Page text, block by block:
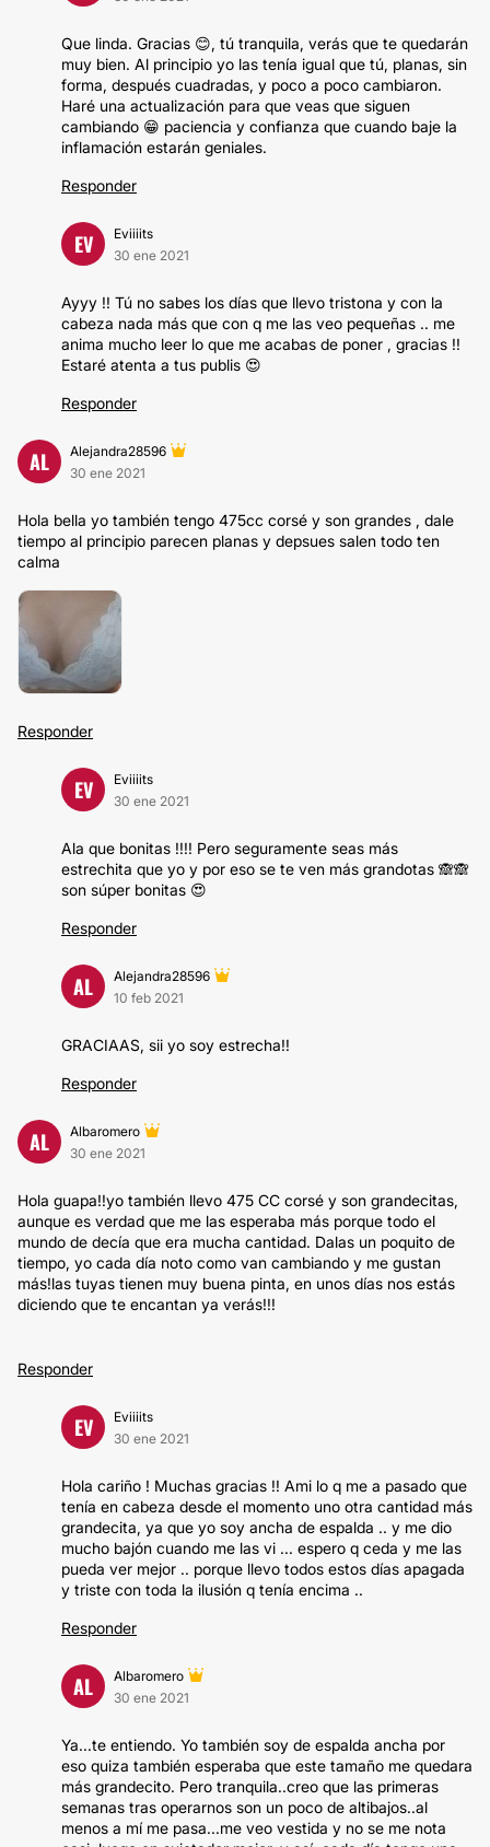
Que linda. Gracias 😊, tú tranquila, verás que te quedarán
muy bien. Al principio yo las tenía igual que tú, planas, sin
forma, después cuadradas, y poco a poco cambiaron.
Haré una actualización para que veas que siguen
cambiando 😁 paciencia y confianza que cuando baje la
inflamación estarán geniales.
Responder
EV
Eviiiits
30 ene 2021
Ayyy !! Tú no sabes los días que llevo tristona y con la
cabeza nada más que con q me las veo pequeñas .. me
anima mucho leer lo que me acabas de poner , gracias !!
Estaré atenta a tus publis 😍
Responder
AL
Alejandra28596
30 ene 2021
Hola bella yo también tengo 475cc corsé y son grandes , dale
tiempo al principio parecen planas y depsues salen todo ten
calma
Responder
EV
Eviiiits
30 ene 2021
Ala que bonitas !!!! Pero seguramente seas más
estrechita que yo y por eso se te ven más grandotas 🙈🙈
son súper bonitas 😍
Responder
AL
Alejandra28596
10 feb 2021
GRACIAAS, sii yo soy estrecha!!
Responder
AL
Albaromero
30 ene 2021
Hola guapa!!yo también llevo 475 CC corsé y son grandecitas,
aunque es verdad que me las esperaba más porque todo el
mundo de decía que era mucha cantidad. Dalas un poquito de
tiempo, yo cada día noto como van cambiando y me gustan
más!las tuyas tienen muy buena pinta, en unos días nos estás
diciendo que te encantan ya verás!!!
Responder
EV
Eviiiits
30 ene 2021
Hola cariño ! Muchas gracias !! Ami lo q me a pasado que
tenía en cabeza desde el momento uno otra cantidad más
grandecita, ya que yo soy ancha de espalda .. y me dio
mucho bajón cuando me las vi ... espero q ceda y me las
pueda ver mejor .. porque llevo todos estos días apagada
y triste con toda la ilusión q tenía encima ..
Responder
AL
Albaromero
30 ene 2021
Ya...te entiendo. Yo también soy de espalda ancha por
eso quiza también esperaba que este tamaño me quedara
más grandecito. Pero tranquila..creo que las primeras
semanas tras operarnos son un poco de altibajos..al
menos a mí me pasa...me veo vestida y no se me nota